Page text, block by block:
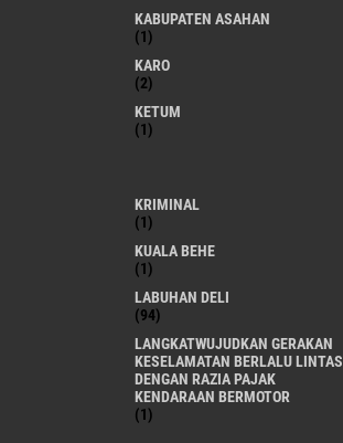
KABUPATEN ASAHAN
(1)
KARO
(2)
KETUM
(1)
KRIMINAL
(1)
KUALA BEHE
(1)
LABUHAN DELI
(94)
LANGKATWUJUDKAN GERAKAN
KESELAMATAN BERLALU LINTAS
DENGAN RAZIA PAJAK
KENDARAAN BERMOTOR
(1)